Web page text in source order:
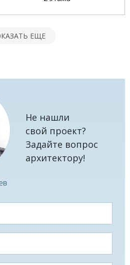
ЕЩЕ
Не нашли
свой проект?
Задайте вопрос
архитектору!